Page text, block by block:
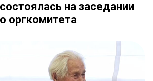
на заседании
оргкомитета